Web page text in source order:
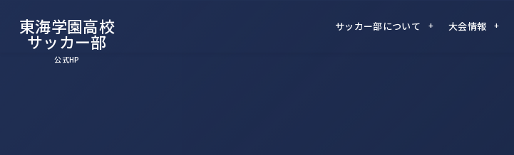
東海学園高校
サッカー部
公式HP
サッカー部について 大会情報